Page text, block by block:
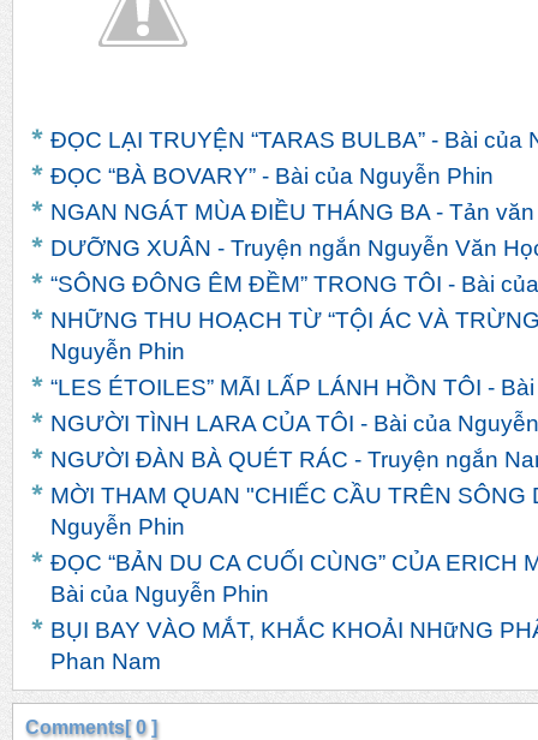
ĐỌC LẠI TRUYỆN “TARAS BULBA” - Bài của
ĐỌC “BÀ BOVARY” - Bài của Nguyễn Phin
NGAN NGÁT MÙA ĐIỀU THÁNG BA - Tản
DƯỠNG XUÂN - Truyện ngắn Nguyễn Văn
“SÔNG ĐÔNG ÊM ĐỀM” TRONG TÔI - Bài
NHỮNG THU HOẠCH TỪ “TỘI ÁC VÀ
Nguyễn Phin
“LES ÉTOILES” MÃI LẤP LÁNH HỒN TÔI -
NGƯỜI TÌNH LARA CỦA TÔI - Bài của
NGƯỜI ĐÀN BÀ QUÉT RÁC - Truyện ngắn
MỜI THAM QUAN "CHIẾC CẦU TRÊN SÔNG
Nguyễn Phin
ĐỌC “BẢN DU CA CUỐI CÙNG” CỦA ERICH
Bài của Nguyễn Phin
BỤI BAY VÀO MẮT, KHẮC KHOẢI NHữNG
Phan Nam
Comments[ 0 ]